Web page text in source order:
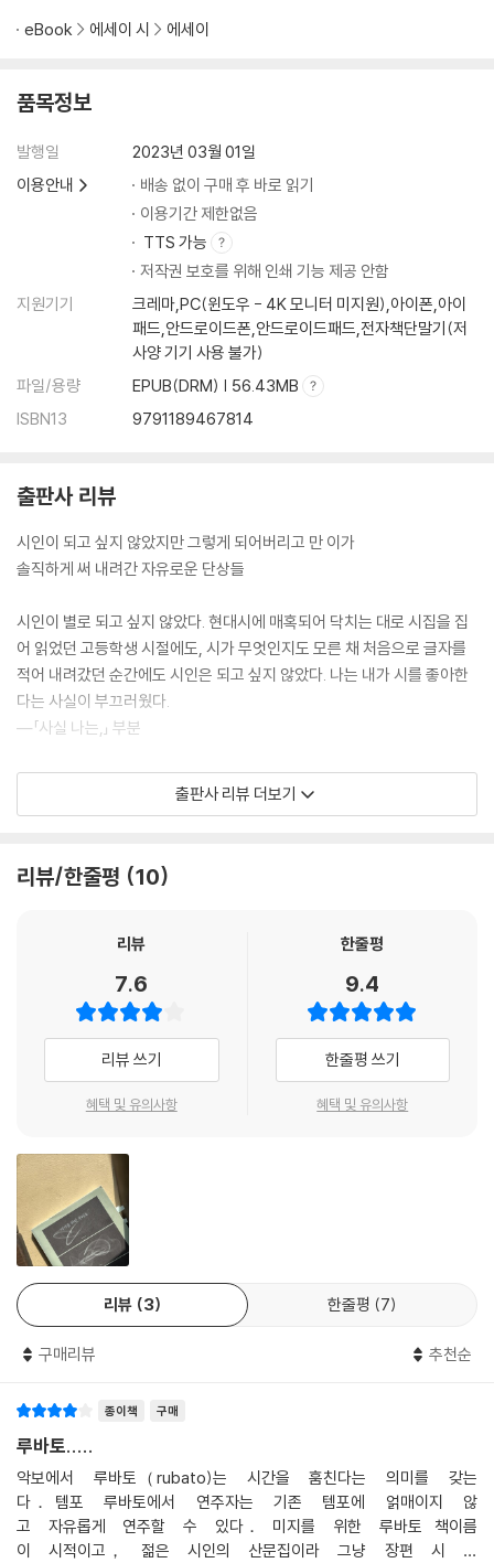
eBook 에세이 시 에세이
품목정보
발행일
2023년 03월 01일
이용안내
배송 없이 구매 후 바로 읽기
이용기간 제한없음
TTS 가능
저작권 보호를 위해 인쇄 기능 제공 안함
지원기기
크레마,PC(윈도우 - 4K 모니터 미지원),아이폰,아이
패드,안드로이드폰,안드로이드패드,전자책단말기(저
사양 기기 사용 불가)
파일/용량
EPUB(DRM) | 56.43MB
ISBN13
9791189467814
출판사 리뷰
시인이 되고 싶지 않았지만 그렇게 되어버리고 만 이가
솔직하게 써 내려간 자유로운 단상들
시인이 별로 되고 싶지 않았다. 현대시에 매혹되어 닥치는 대로 시집을 집
어 읽었던 고등학생 시절에도, 시가 무엇인지도 모른 채 처음으로 글자를
적어 내려갔던 순간에도 시인은 되고 싶지 않았다. 나는 내가 시를 좋아한
다는 사실이 부끄러웠다.
―「사실 나는,」 부분
『미지를 위한 루바토』는 김선오 시인의 이러한 뜻밖의 고백으로 시작된다.
시를 싫어한 것도 아니고, 시집을 닥치는 대로 읽고 남들 몰래 시를 쓰면서
“너무나 나약하고 허망하게 느껴졌다”라고 그는 말한다. 그에게 시는 일종
놀이를 너무 사랑했지만, 세상 그 자체가 아니라 그저 언어로 표현했을 뿐
그럼에도 그는 시가 가진 일말의 진실, 즐거움이라는 진실을 위해 “놀려먹
기 좋은 진지한 문학주의자”가 되었다. 김선오는 농담과 진지함 사이, 한없
는 사랑과 뒤틀린 마음 사이를 오가는 와중에 문학을 향한 지나친 숭배의
로운 곳으로 이동한다. 존재하는 시가 존재하지 않는 시보다 좋을 수 없다
는 도발적인 의견, 미지의 에너지를 그대로 두기 위하여 격렬한 퇴고 과정
에서 초고로 되돌아오는 과정 등은 그의 문학이 어떤 방향을 가고자 하는
지를 알려준다.
아마 앞으로의 모든 여름 내내 그럴 것이다. 음악과 함께 감정은 도래할 것
이다. 음악이 촉발하는 여름의 영원 회귀다.
의 말처럼, 특히 음악은 그의 일상에서 여전히 강한 영향력을 발휘한다. 김
선오는 건반을 생각하면 피아노가 잘 쳐지지 않고 언어를 생각하면 시가
잘 써지지 않는 자신의 경험을 통해 자신을 비워내는 몰입의 순간을 명상
하고, 존 케이지의 저 유명한 연주 없는 음악 작품의 핵심을 통해 부재의 없
음을 사유한다. 피아니스트 조성진의 연주로써 시작하기 전에 이미 시작되
어 있는 예술을 감지하고, 음악을 통해 여름날에만 찾아오는 감정을 다시
출판사 리뷰 더보기
리뷰/한줄평 10
리뷰
7.6
리뷰 쓰기
혜택 및 유의사항
한줄평
9.4
한줄평 쓰기
혜택 및 유의사항
리뷰 3 한줄평 7
구매리뷰 추천순
종이책 구매
루바토.....
악보에서 루바토（rubato)는 시간을 훔친다는 의미를 갖는
다． 템포 루바토에서 연주자는 기존 템포에 얽매이지 않
고 자유롭게 연주할 수 있다． 미지를 위한 루바토 책이름
이 시적이고， 젊은 시인의 산문집이라 그냥 장편 시 같